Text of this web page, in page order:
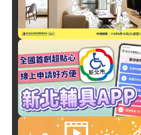
AI時代創作者如何不被取
談From AI to I
生活
台北市立動物園「夜